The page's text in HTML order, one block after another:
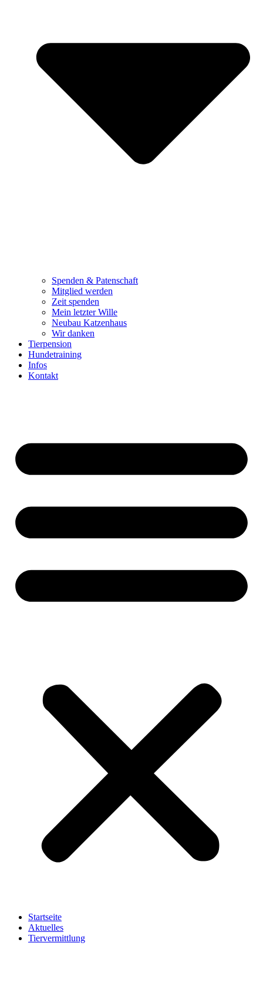
Spenden & Patenschaft
Mitglied werden
Zeit spenden
Mein letzter Wille
Neubau Katzenhaus
Wir danken
Tierpension
Hundetraining
Infos
Kontakt
Startseite
Aktuelles
Tiervermittlung